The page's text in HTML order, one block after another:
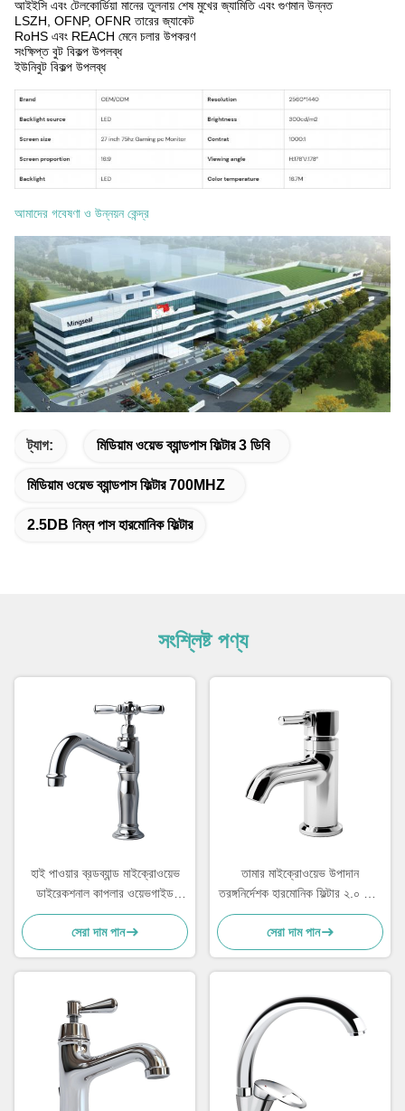
আইইসি এবং টেলকোর্ডিয়া মানের তুলনায় শেষ মুখের জ্যামিতি এবং গুণমান উন্নত
LSZH, OFNP, OFNR তারের জ্যাকেট
RoHS এবং REACH মেনে চলার উপকরণ
সংক্ষিপ্ত বুট বিকল্প উপলব্ধ
ইউনিবুট বিকল্প উপলব্ধ
আমাদের গবেষণা ও উন্নয়ন কেন্দ্র
ট্যাগ: মিডিয়াম ওয়েভ ব্যান্ডপাস ফিল্টার 3 ডিবি
মিডিয়াম ওয়েভ ব্যান্ডপাস ফিল্টার 700MHZ
2.5DB নিম্ন পাস হারমোনিক ফিল্টার
সংশ্লিষ্ট পণ্য
হাই পাওয়ার ব্রডব্যান্ড মাইক্রোওয়েভ
ডাইরেকশনাল কাপলার ওয়েভগাইড
280x187x40mm
সেরা দাম পান
তামার মাইক্রোওয়েভ উপাদান
তরঙ্গনির্দেশক হারমোনিক ফিল্টার ২.০ ডিবি
সন্নিবেশ ক্ষতি ১৪.৭ ১৫.৮ গিগাহার্টজ
সেরা দাম পান